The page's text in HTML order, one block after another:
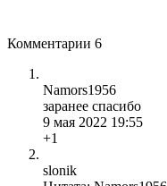
Комментарии 6
Namors1956
заранее спасибо
9 мая 2022 19:55
+1
slonik